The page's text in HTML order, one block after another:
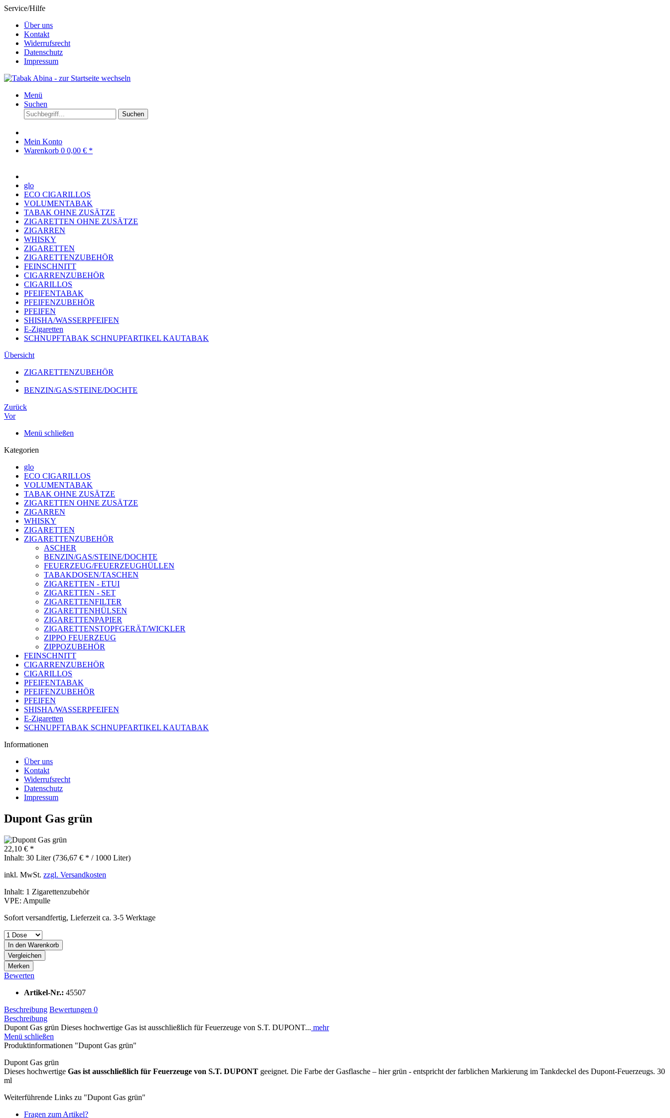
Service/Hilfe
Über uns
Kontakt
Widerrufsrecht
Datenschutz
Impressum
Menü
Suchen
Suchen
Mein Konto
Warenkorb 0 0,00 € *
glo
ECO CIGARILLOS
VOLUMENTABAK
TABAK OHNE ZUSÄTZE
ZIGARETTEN OHNE ZUSÄTZE
ZIGARREN
WHISKY
ZIGARETTEN
ZIGARETTENZUBEHÖR
FEINSCHNITT
CIGARRENZUBEHÖR
CIGARILLOS
PFEIFENTABAK
PFEIFENZUBEHÖR
PFEIFEN
SHISHA/WASSERPFEIFEN
E-Zigaretten
SCHNUPFTABAK SCHNUPFARTIKEL KAUTABAK
Übersicht
ZIGARETTENZUBEHÖR
BENZIN/GAS/STEINE/DOCHTE
Zurück
Vor
Menü schließen
Kategorien
glo
ECO CIGARILLOS
VOLUMENTABAK
TABAK OHNE ZUSÄTZE
ZIGARETTEN OHNE ZUSÄTZE
ZIGARREN
WHISKY
ZIGARETTEN
ZIGARETTENZUBEHÖR
ASCHER
BENZIN/GAS/STEINE/DOCHTE
FEUERZEUG/FEUERZEUGHÜLLEN
TABAKDOSEN/TASCHEN
ZIGARETTEN - ETUI
ZIGARETTEN - SET
ZIGARETTENFILTER
ZIGARETTENHÜLSEN
ZIGARETTENPAPIER
ZIGARETTENSTOPFGERÄT/WICKLER
ZIPPO FEUERZEUG
ZIPPOZUBEHÖR
FEINSCHNITT
CIGARRENZUBEHÖR
CIGARILLOS
PFEIFENTABAK
PFEIFENZUBEHÖR
PFEIFEN
SHISHA/WASSERPFEIFEN
E-Zigaretten
SCHNUPFTABAK SCHNUPFARTIKEL KAUTABAK
Informationen
Über uns
Kontakt
Widerrufsrecht
Datenschutz
Impressum
Dupont Gas grün
22,10 € *
Inhalt: 30 Liter (736,67 € * / 1000 Liter)
inkl. MwSt. zzgl. Versandkosten
Inhalt: 1 Zigarettenzubehör
VPE: Ampulle
Sofort versandfertig, Lieferzeit ca. 3-5 Werktage
In den Warenkorb
Vergleichen
Merken
Bewerten
Artikel-Nr.: 45507
Beschreibung Bewertungen 0
Beschreibung
Dupont Gas grün Dieses hochwertige Gas ist ausschließlich für Feuerzeuge von S.T. DUPONT... mehr
Menü schließen
Produktinformationen "Dupont Gas grün"
Dupont Gas grün
Dieses hochwertige Gas ist ausschließlich für Feuerzeuge von S.T. DUPONT geeignet. Die Farbe der Gasflasche – hier grün - entspricht der farblichen Markierung im Tankdeckel des Dupont-Feuerzeugs. 30
ml
Weiterführende Links zu "Dupont Gas grün"
Fragen zum Artikel?